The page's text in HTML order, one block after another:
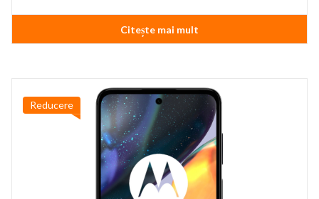
a
fost:
1.399,99 lei.
este:
Citește mai mult
Reducere